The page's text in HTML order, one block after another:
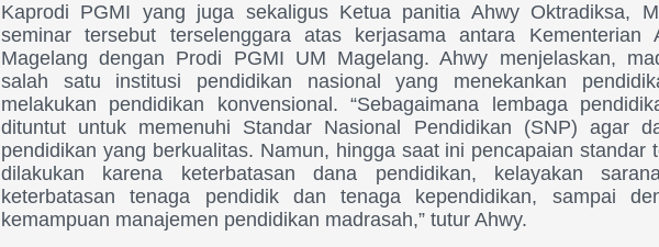
Kaprodi PGMI yang juga sekaligus Ketua panitia Ahwy Oktradiksa,
seminar tersebut terselenggara atas kerjasama antara Kementerian
Magelang dengan Prodi PGMI UM Magelang. Ahwy menjelaskan,
salah satu institusi pendidikan nasional yang menekankan
melakukan pendidikan konvensional. “Sebagaimana lembaga
dituntut untuk memenuhi Standar Nasional Pendidikan (SNP) agar
pendidikan yang berkualitas. Namun, hingga saat ini pencapaian standar
dilakukan karena keterbatasan dana pendidikan, kelayakan
keterbatasan tenaga pendidik dan tenaga kependidikan, sampai
kemampuan manajemen pendidikan madrasah,” tutur Ahwy.